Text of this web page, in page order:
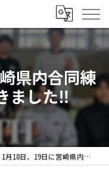
県内合同練
ました‼️
1月18日、19日に宮崎県内合同練習会に参加してきました‼️